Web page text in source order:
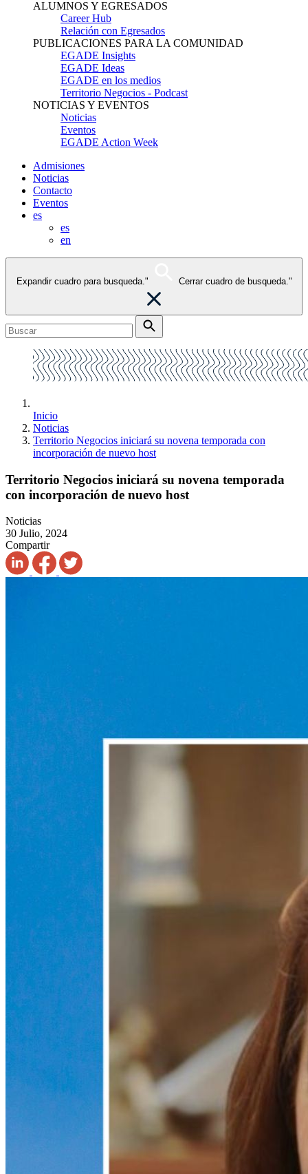
ALUMNOS Y EGRESADOS
Career Hub
Relación con Egresados
PUBLICACIONES PARA LA COMUNIDAD
EGADE Insights
EGADE Ideas
EGADE en los medios
Territorio Negocios - Podcast
NOTICIAS Y EVENTOS
Noticias
Eventos
EGADE Action Week
Admisiones
Noticias
Contacto
Eventos
es
es
en
Expandir cuadro para busqueda." Cerrar cuadro de busqueda."
Inicio
Noticias
Territorio Negocios iniciará su novena temporada con
incorporación de nuevo host
Territorio Negocios iniciará su novena temporada
con incorporación de nuevo host
Noticias
30 Julio, 2024
Compartir